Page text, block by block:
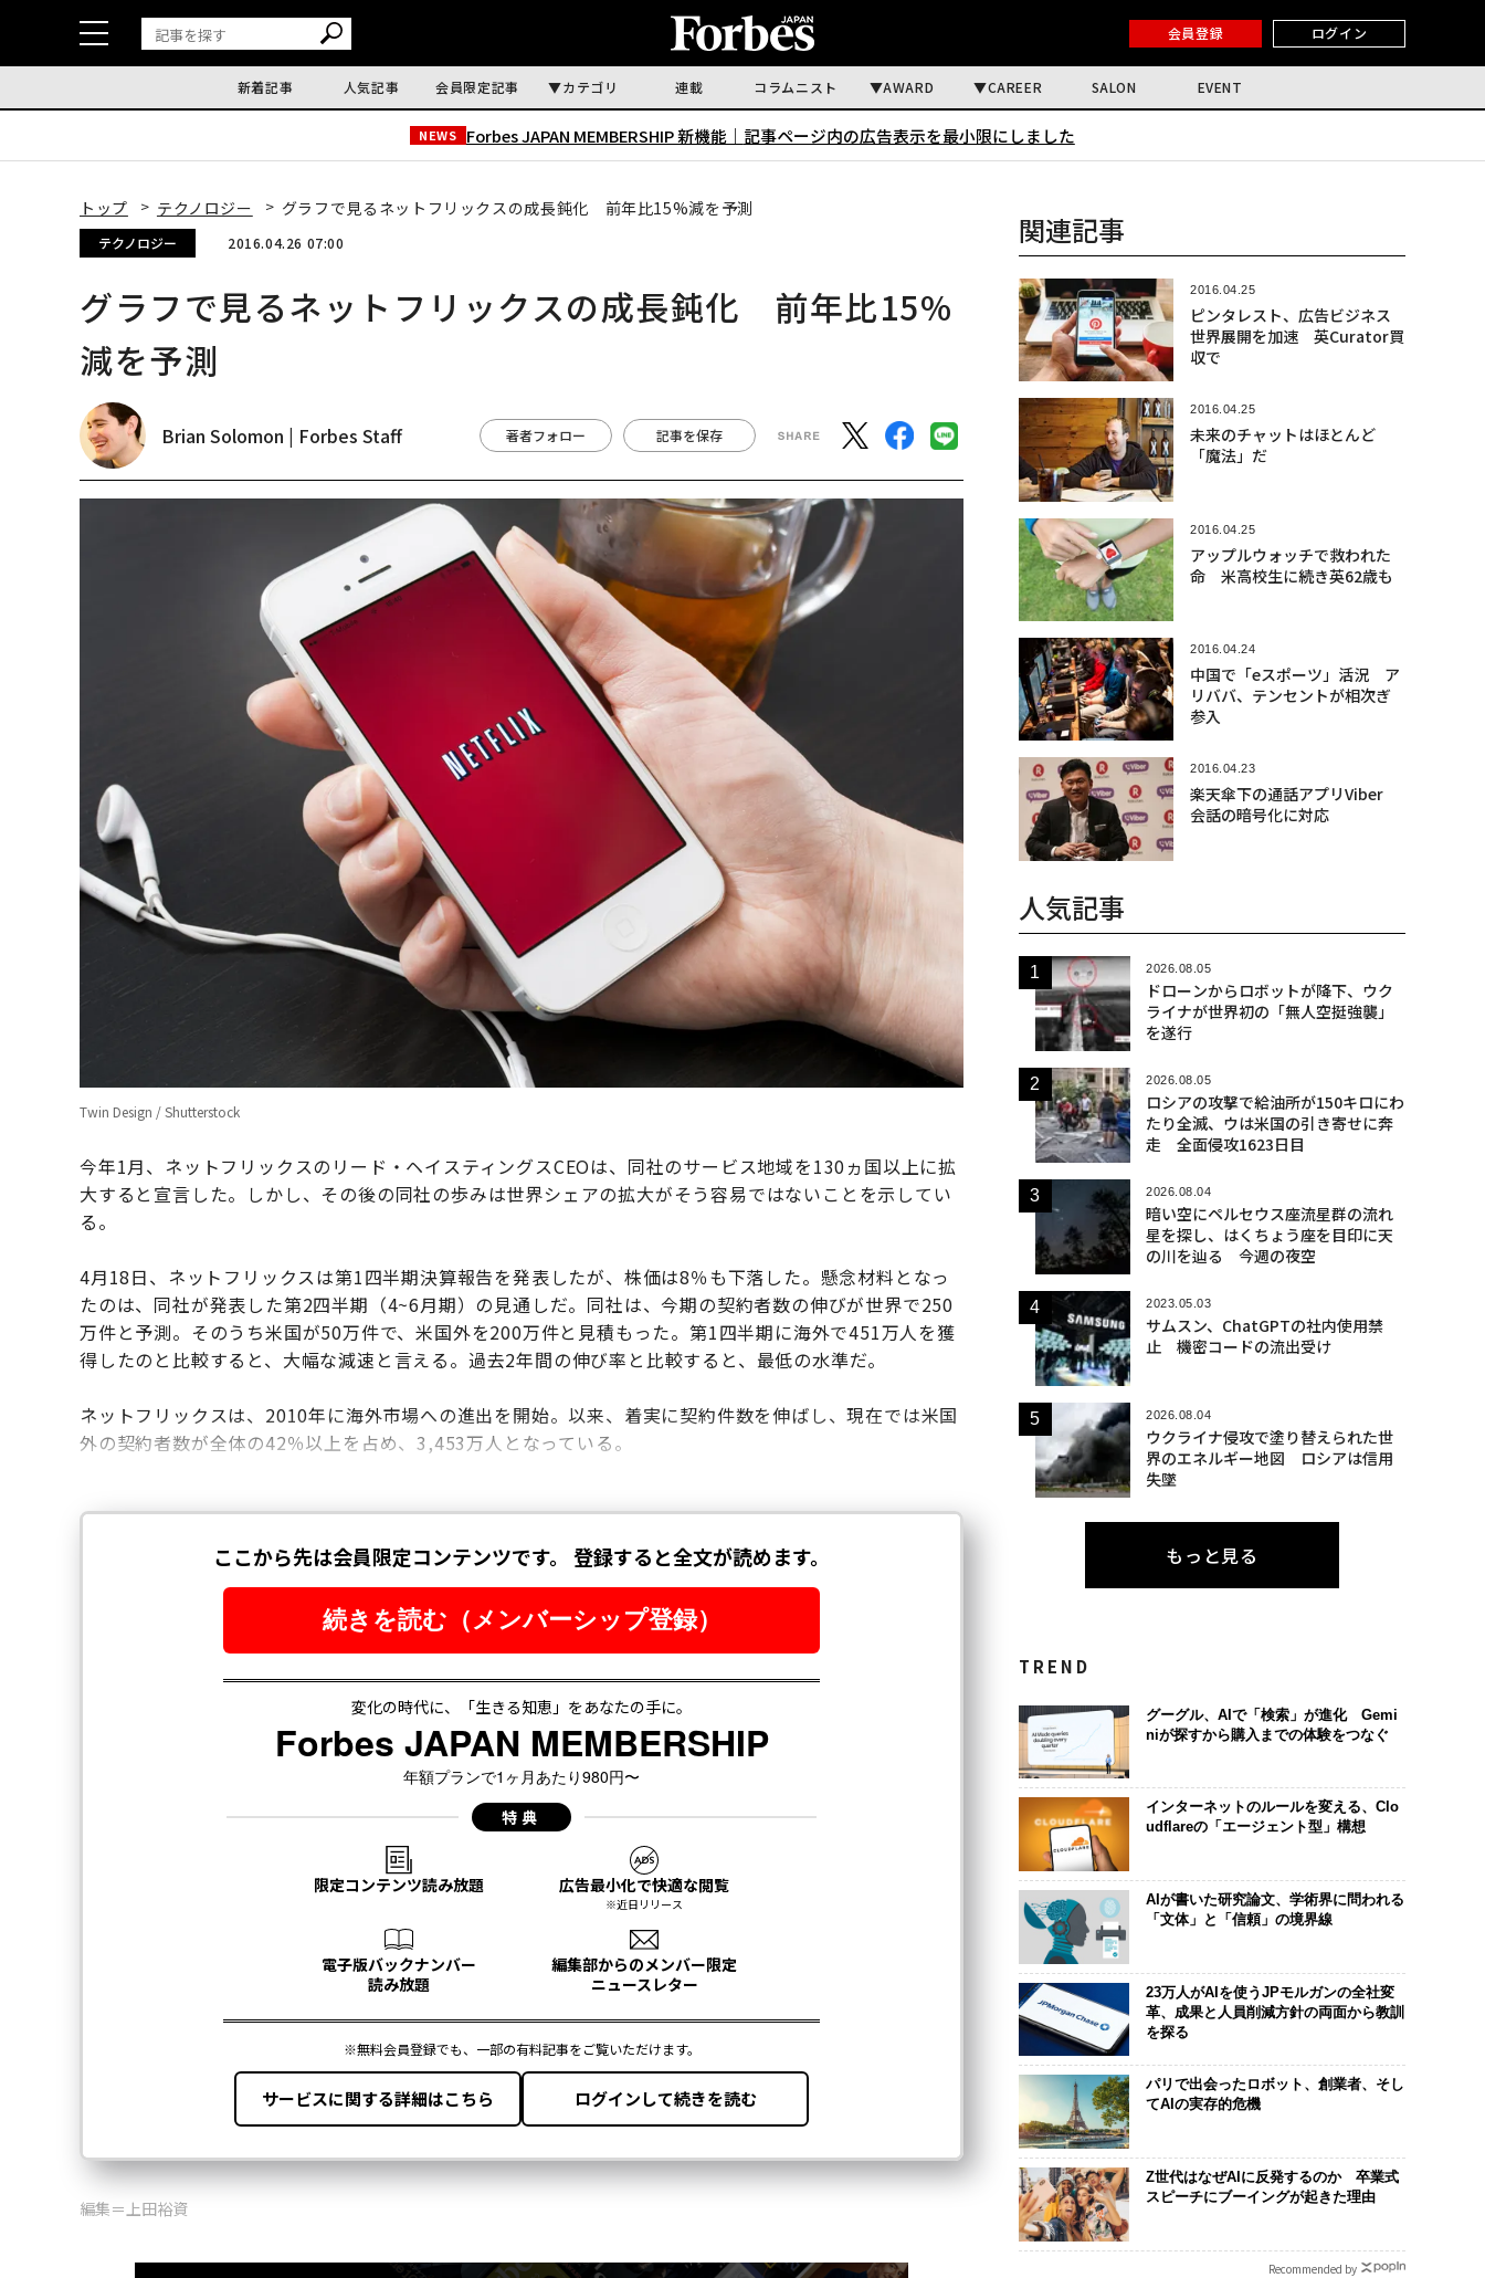
会員登録 ログイン
新着記事 人気記事 会員限定記事 カテゴリ 連載 コラムニスト AWARD CAREER SALON EVENT
NEWS Forbes JAPAN MEMBERSHIP 新機能｜ 記事ページ内の広告表示を最小限にしました
トップ テクノロジー グラフで見るネットフリックスの成長鈍化 前年比15%減を予測
テクノロジー 2016.04.26 07:00
グラフで見るネットフリックスの成長鈍化 前年比15%
減を予測
Brian Solomon | Forbes Staff 著者フォロー 記事を保存
Twin Design / Shutterstock
今年1月、ネットフリックスのリード・ヘイスティングスCEOは、同社のサービス地域を130ヵ国以上に拡
大すると宣言した。しかし、その後の同社の歩みは世界シェアの拡大がそう容易ではないことを示してい
る。
4月18日、ネットフリックスは第1四半期決算報告を発表したが、株価は8％も下落した。懸念材料となっ
たのは、同社が発表した第2四半期（4~6月期）の見通しだ。同社は、今期の契約者数の伸びが世界で250
万件と予測。そのうち米国が50万件で、米国外を200万件と見積もった。第1四半期に海外で451万人を獲
得したのと比較すると、大幅な減速と言える。過去2年間の伸び率と比較すると、最低の水準だ。
ネットフリックスは、2010年に海外市場への進出を開始。以来、着実に契約件数を伸ばし、現在では米国
外の契約者数が全体の42％以上を占め、3,453万人となっている。
編集＝上田裕資
関連記事
2016.04.25
ピンタレスト、広告ビジネス
世界展開を加速 英Curator買
収で
2016.04.25
未来のチャットはほとんど
「魔法」だ
2016.04.25
アップルウォッチで救われた
命 米高校生に続き英62歳も
2016.04.24
中国で「eスポーツ」活況 ア
リババ、テンセントが相次ぎ
参入
2016.04.23
楽天傘下の通話アプリViber
会話の暗号化に対応
人気記事
2026.08.05
ドローンからロボットが降下、ウク
ライナが世界初の「無人空挺強襲」
を遂行
2026.08.05
ロシアの攻撃で給油所が150キロにわ
たり全滅、ウは米国の引き寄せに奔
走 全面侵攻1623日目
2026.08.04
暗い空にペルセウス座流星群の流れ
星を探し、はくちょう座を目印に天
の川を辿る 今週の夜空
2023.05.03
サムスン、ChatGPTの社内使用禁
止 機密コードの流出受け
2026.08.04
ウクライナ侵攻で塗り替えられた世
界のエネルギー地図 ロシアは信用
失墜
もっと見る
TREND
グーグル、AIで「検索」が進化 Gemi
niが探すから購入までの体験をつなぐ
インターネットのルールを変える、Clo
udflareの「エージェント型」構想
AIが書いた研究論文、学術界に問われる
「文体」と「信頼」の境界線
23万人がAIを使うJPモルガンの全社変
革、成果と人員削減方針の両面から教訓
を探る
パリで出会ったロボット、創業者、そし
てAIの実存的危機
Z世代はなぜAIに反発するのか 卒業式
スピーチにブーイングが起きた理由
Recommended by